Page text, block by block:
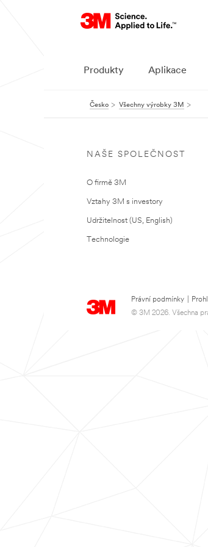
Produkty Aplikace
Česko Všechny výrobky 3M
NAŠE SPOLEČNOST
O firmě 3M
Vztahy 3M s investory
Udržitelnost (US, English)
Technologie
Právní podmínky
© 3M 2026. Všechna